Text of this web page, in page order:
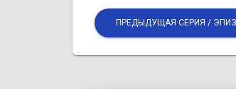
ПРЕДЫДУЩАЯ СЕРИЯ /